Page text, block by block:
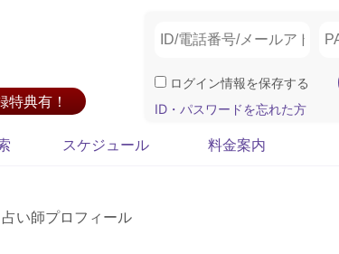
特典有！
ログイン情報を保存する
ID・パスワードを忘れた方
スケジュール 料金案内
い師プロフィール